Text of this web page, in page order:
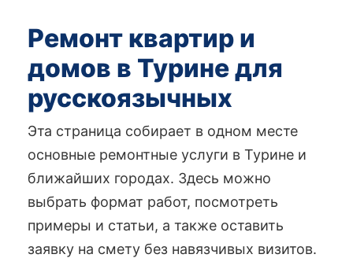
Ремонт квартир и
домов в Турине для
русскоязычных
Эта страница собирает в одном месте
основные ремонтные услуги в Турине и
ближайших городах. Здесь можно
выбрать формат работ, посмотреть
примеры и статьи, а также оставить
заявку на смету без навязчивых визитов.